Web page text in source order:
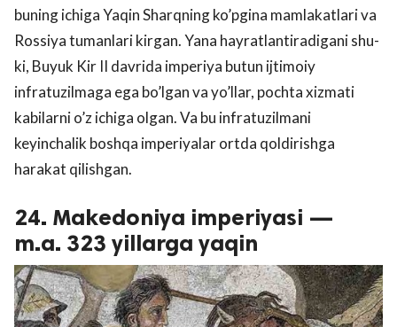
buning ichiga Yaqin Sharqning ko’pgina mamlakatlari va
Rossiya tumanlari kirgan. Yana hayratlantiradigani shu-
ki, Buyuk Kir II davrida imperiya butun ijtimoiy
infratuzilmaga ega bo’lgan va yo’llar, pochta xizmati
kabilarni o’z ichiga olgan. Va bu infratuzilmani
keyinchalik boshqa imperiyalar ortda qoldirishga
harakat qilishgan.
24. Makedoniya imperiyasi —
m.a. 323 yillarga yaqin